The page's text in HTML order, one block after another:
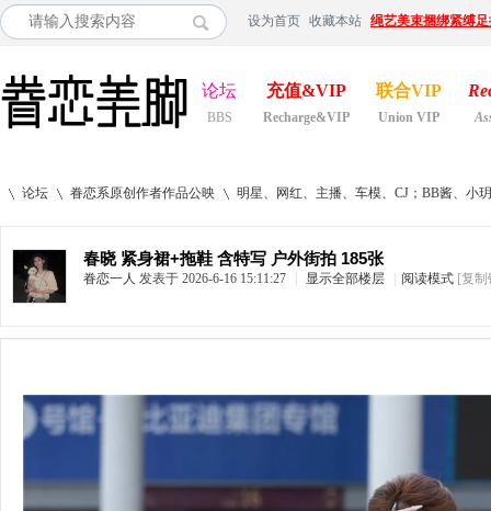
设为首页 收藏本站 绳艺美束捆绑紧缚
论坛
BBS
充值&VIP
Recharge&VIP
联合VIP
Union VIP
论坛
›
眷恋系原创作者作品公映
›
明星、网红、主播、车模、CJ；BB酱、小
春晓 紧身裙+拖鞋 含特写 户外街拍 185张
眷恋一人 发表于 2026-6-16 15:11:27 显示全部楼层 阅读模式 [复